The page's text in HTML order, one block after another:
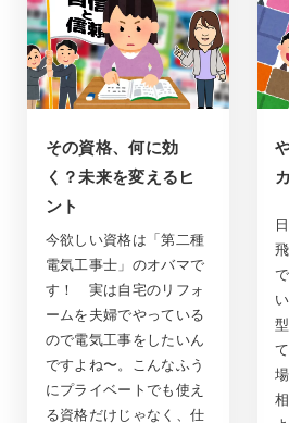
その資格、何に効
く？未来を変えるヒ
ント
今欲しい資格は「第二種
電気工事士」のオバマで
す！ 実は自宅のリフォ
ームを夫婦でやっている
ので電気工事をしたいん
ですよね〜。こんなふう
にプライベートでも使え
る資格だけじゃなく、仕